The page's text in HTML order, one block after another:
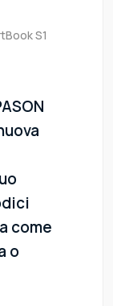
S1
come
o